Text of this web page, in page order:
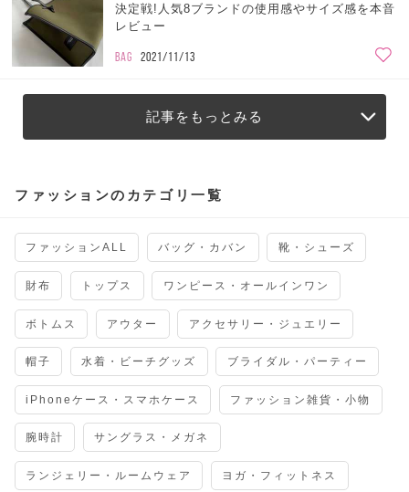
決定戦!人気8ブランドの使用感やサイズ感を本音
レビュー
BAG 2021/11/13
記事をもっとみる
ファッションのカテゴリ一覧
ファッションALL バッグ・カバン 靴・シューズ
財布 トップス ワンピース・オールインワン
ボトムス アウター アクセサリー・ジュエリー
帽子 水着・ビーチグッズ ブライダル・パーティー
iPhoneケース・スマホケース ファッション雑貨・小物
腕時計 サングラス・メガネ
ランジェリー・ルームウェア ヨガ・フィットネス